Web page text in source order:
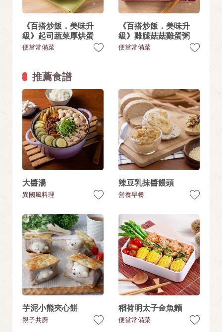
《百搭炒飯．美味升
級》起司蔬菜厚烘蛋
便當常備菜
《百搭炒飯．美味升
級》雞腿菇菇雞蛋粥
便當常備菜
推薦食譜
大醬湯
異國風料理
辣豆乳抹醬饅頭
營養早餐
芋泥小熊夾心餅
親子共廚
稻荷明太子金魚麵
便當常備菜